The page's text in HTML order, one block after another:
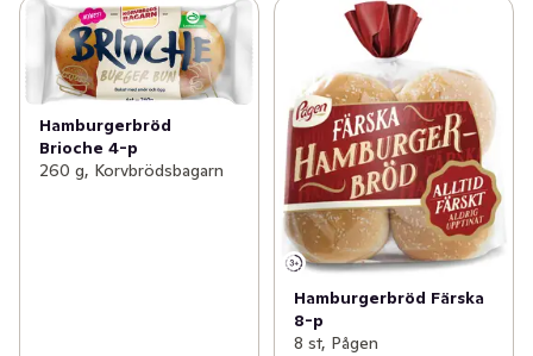
Hamburgerbröd
Brioche 4-p
260 g, Korvbrödsbagarn
Hamburgerbröd Färska
8-p
8 st, Pågen